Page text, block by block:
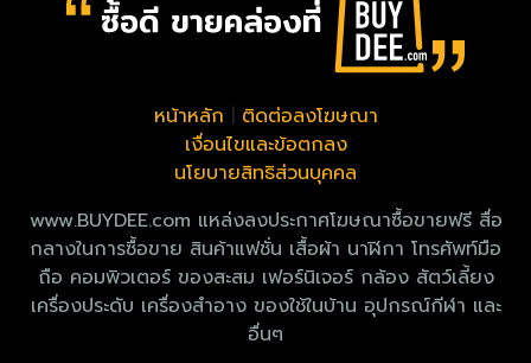
หน้าหลัก
ติดต่อลงโฆษณา
เงื่อนไขและข้อตกลง
นโยบายสิทธิส่วนบุคคล
www.BUYDEE.com แหล่งลงประกาศโฆษณาซื้อขายฟรี สื่อ
กลางในการซื้อขาย สินค้าแฟชั่น เสื้อผ้า นาฬิกา โทรศัพท์มือ
ถือ คอมพิวเตอร์ ของสะสม เฟอร์นิเจอร์ กล้อง สัตว์เลี้ยง
เครื่องประดับ เครื่องสำอาง ของใช้ในบ้าน อุปกรณ์กีฬา และ
อื่นๆ